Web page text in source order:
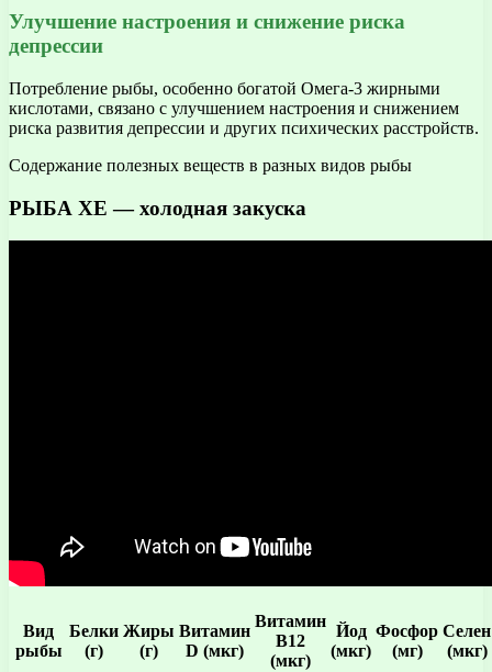
Улучшение настроения и снижение риска
депрессии
Потребление рыбы, особенно богатой Омега-3 жирными
кислотами, связано с улучшением настроения и снижением
риска развития депрессии и других психических расстройств.
Содержание полезных веществ в разных видов рыбы
РЫБА ХЕ — холодная закуска
Вид
рыбы
Белки
(г)
Жиры
(г)
Витамин
D (мкг)
Витамин
В12
(мкг)
Йод
(мкг)
Фосфор
(мг)
Селен
(мкг)